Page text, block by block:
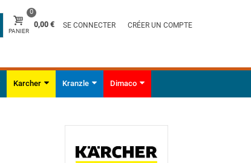
PANIER
0
0,00 € SE CONNECTER CRÉER UN COMPTE
Karcher Kranzle Dimaco